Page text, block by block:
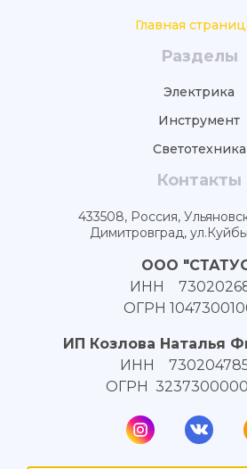
Главная
Разделы
Электрика
Инструмент
Светотехника
Контакты
433508, Россия,
Димитровград,
ООО
ИНН
ОГРН
ИП Козлова Наталья
ИНН
ОГРН